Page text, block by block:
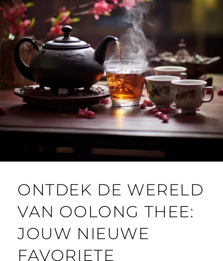
ONTDEK DE WERELD
VAN OOLONG THEE:
JOUW NIEUWE
FAVORIETE